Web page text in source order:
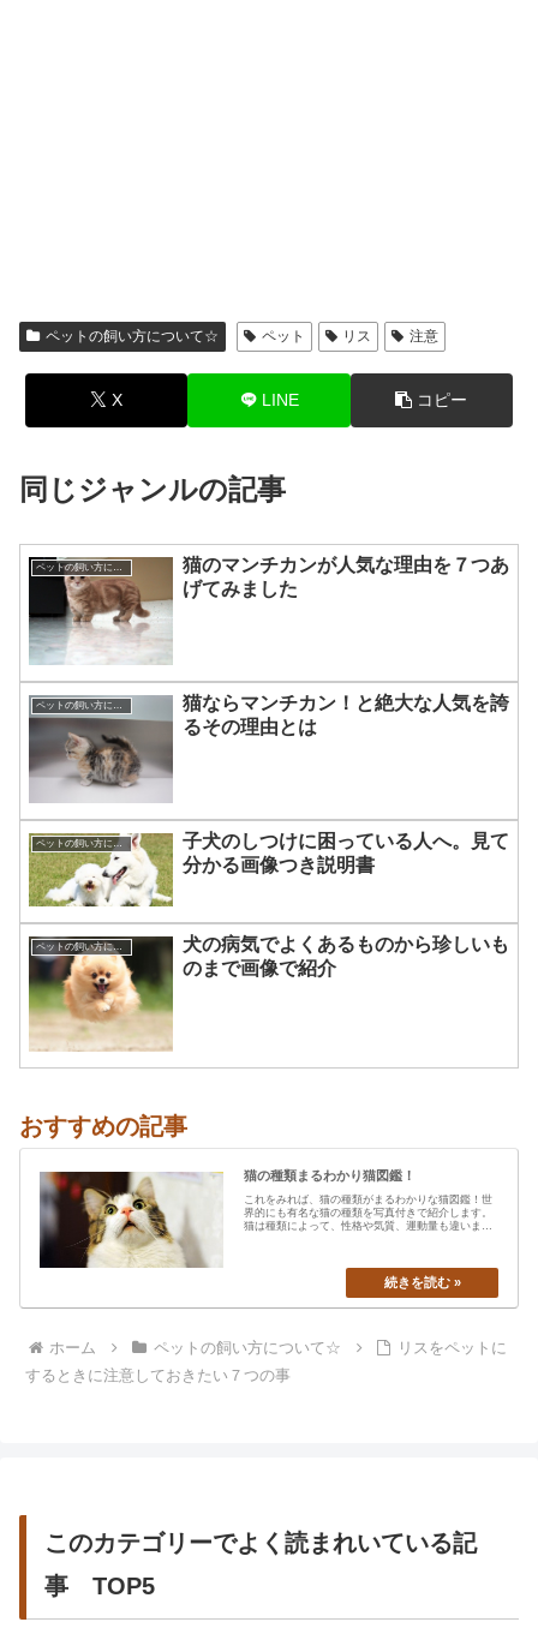
ペットの飼い方について☆ ペット リス 注意
X LINE コピー
同じジャンルの記事
ペットの飼い方について☆
猫のマンチカンが人気な理由を７つあ
げてみました
ペットの飼い方について☆
猫ならマンチカン！と絶大な人気を誇
るその理由とは
ペットの飼い方について☆
子犬のしつけに困っている人へ。見て
分かる画像つき説明書
ペットの飼い方について☆
犬の病気でよくあるものから珍しいも
のまで画像で紹介
おすすめの記事
猫の種類まるわかり猫図鑑！
これをみれば、猫の種類がまるわかりな猫図鑑！世
界的にも有名な猫の種類を写真付きで紹介します。
猫は種類によって、性格や気質、運動量も違います
ホーム ペットの飼い方について☆
リスをペットに
するときに注意しておきたい７つの事
このカテゴリーでよく読まれいている記
事 TOP5